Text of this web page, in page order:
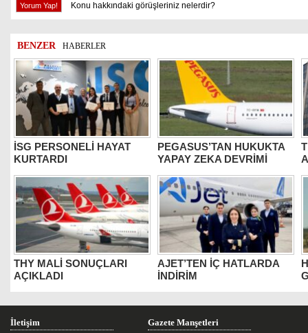
Konu hakkındaki görüşleriniz nelerdir?
BENZER HABERLER
İSG PERSONELİ HAYAT
KURTARDI
PEGASUS’TAN HUKUKTA
YAPAY ZEKA DEVRİMİ
THY MALİ SONUÇLARI
AÇIKLADI
AJET’TEN İÇ HATLARDA
İNDİRİM
İletişim Gazete Manşetleri